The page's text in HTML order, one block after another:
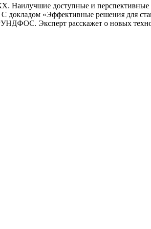
Наилучшие доступные и
докладом «Эффективные решения для
Эксперт расскажет о новых